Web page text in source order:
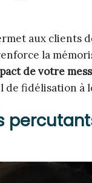
aux
la
de votre
de fidélisation à